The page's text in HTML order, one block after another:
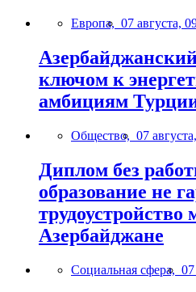
Европа, 07 августа,
ключом к
амбициям
Общество, 07
Диплом без
образование не
трудоустройство
Азербайджане
Социальная сфера,